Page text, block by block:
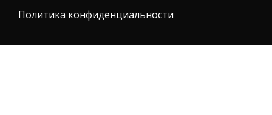
Политика конфиденциальности